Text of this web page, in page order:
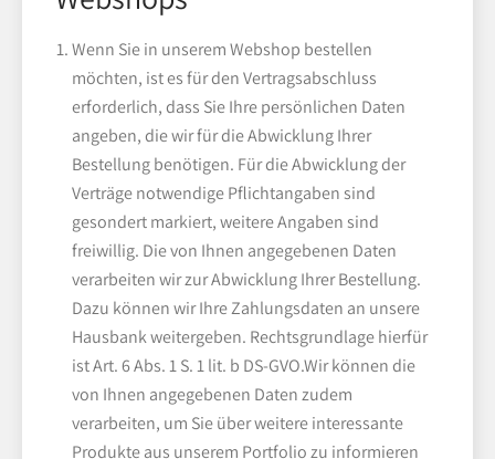
Wenn Sie in unserem Webshop bestellen
möchten, ist es für den Vertragsabschluss
erforderlich, dass Sie Ihre persönlichen Daten
angeben, die wir für die Abwicklung Ihrer
Bestellung benötigen. Für die Abwicklung der
Verträge notwendige Pflichtangaben sind
gesondert markiert, weitere Angaben sind
freiwillig. Die von Ihnen angegebenen Daten
verarbeiten wir zur Abwicklung Ihrer Bestellung.
Dazu können wir Ihre Zahlungsdaten an unsere
Hausbank weitergeben. Rechtsgrundlage hierfür
ist Art. 6 Abs. 1 S. 1 lit. b DS-GVO.Wir können die
von Ihnen angegebenen Daten zudem
verarbeiten, um Sie über weitere interessante
Produkte aus unserem Portfolio zu informieren